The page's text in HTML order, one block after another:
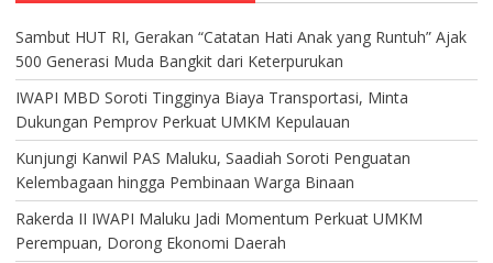
Sambut HUT RI, Gerakan “Catatan Hati Anak yang Runtuh” Ajak
500 Generasi Muda Bangkit dari Keterpurukan
IWAPI MBD Soroti Tingginya Biaya Transportasi, Minta
Dukungan Pemprov Perkuat UMKM Kepulauan
Kunjungi Kanwil PAS Maluku, Saadiah Soroti Penguatan
Kelembagaan hingga Pembinaan Warga Binaan
Rakerda II IWAPI Maluku Jadi Momentum Perkuat UMKM
Perempuan, Dorong Ekonomi Daerah